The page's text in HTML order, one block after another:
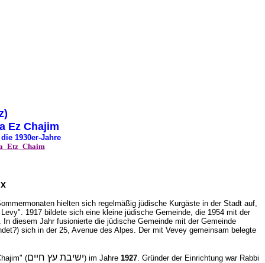
Ez Chajim
1930er-Jahre
hielten sich regelmäßig jüdische Kurgäste in der Stadt auf,
1917 bildete sich eine kleine jüdische Gemeinde, die 1954 mit der
diesem Jahr fusionierte die jüdische Gemeinde mit der Gemeinde
sich in der 25, Avenue des Alpes. Der mit Vevey gemeinsam belegte
(ישיבת עץ חיים) im Jahre 1927. Gründer der Einrichtung war Rabbi